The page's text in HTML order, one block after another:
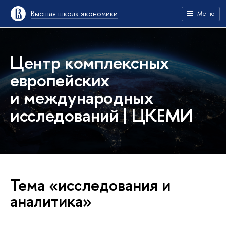
Высшая школа экономики Меню
Центр комплексных
европейских
и международных
исследований | ЦКЕМИ
Тема «исследования и
аналитика»